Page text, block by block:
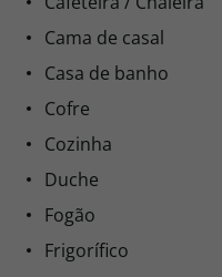
Cama de casal
Casa de banho
Cofre
Cozinha
Duche
Fogão
Frigorífico